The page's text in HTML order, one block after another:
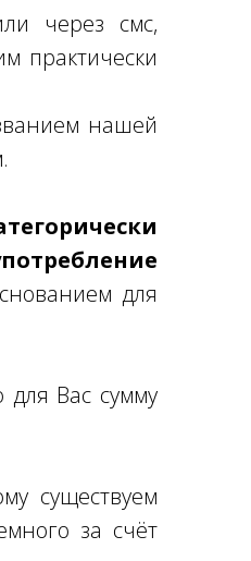
через смс,
практически
нашей
для
для Вас сумму
существуем
за счёт